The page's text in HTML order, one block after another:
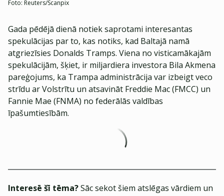
Foto: Reuters/Scanpix
Gada pēdējā dienā notiek saprotami interesantas
spekulācijas par to, kas notiks, kad Baltajā namā
atgriezīsies Donalds Tramps. Viena no visticamākajām
spekulācijām, šķiet, ir miljardiera investora Bila Akmena
pareģojums, ka Trampa administrācija var izbeigt veco
strīdu ar Volstrītu un atsavināt Freddie Mac (FMCC) un
Fannie Mae (FNMA) no federālās valdības
īpašumtiesībām.
Interesē šī tēma?Sāc sekot šiem atslēgas vārdiem un